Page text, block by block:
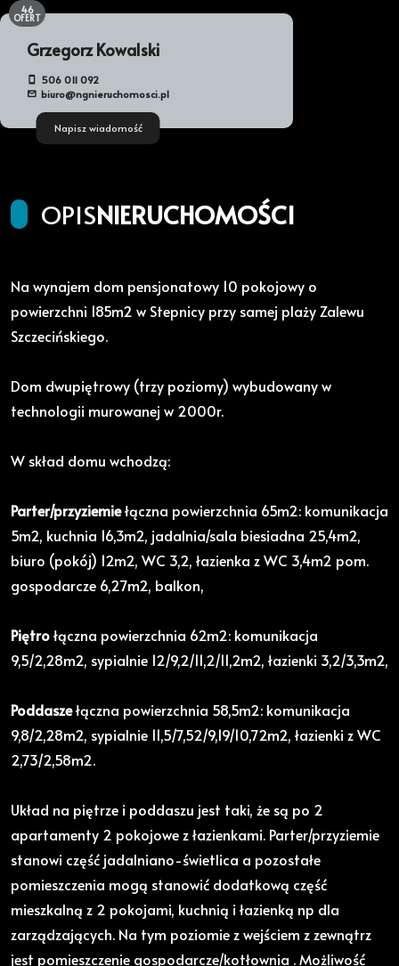
Grzegorz Kowalski
506 011 092
biuro@ngnieruchomosci.pl
Napisz wiadomość
46
OFERT
OPISNIERUCHOMOŚCI
Na wynajem dom pensjonatowy 10 pokojowy o
powierzchni 185m2 w Stepnicy przy samej plaży Zalewu
Szczecińskiego.
Dom dwupiętrowy (trzy poziomy) wybudowany w
technologii murowanej w 2000r.
W skład domu wchodzą:
Parter/przyziemiełączna powierzchnia 65m2: komunikacja
5m2, kuchnia 16,3m2, jadalnia/sala biesiadna 25,4m2,
biuro (pokój) 12m2, WC 3,2, łazienka z WC 3,4m2 pom.
gospodarcze 6,27m2, balkon,
Piętrołączna powierzchnia 62m2: komunikacja
9,5/2,28m2, sypialnie 12/9,2/11,2/11,2m2, łazienki 3,2/3,3m2,
Poddaszełączna powierzchnia 58,5m2: komunikacja
9,8/2,28m2, sypialnie 11,5/7,52/9,19/10,72m2, łazienki z WC
2,73/2,58m2.
Układ na piętrze i poddaszu jest taki, że są po 2
apartamenty 2 pokojowe z łazienkami. Parter/przyziemie
stanowi część jadalniano-świetlica a pozostałe
pomieszczenia mogą stanowić dodatkową część
mieszkalną z 2 pokojami, kuchnią i łazienką np dla
zarządzających. Na tym poziomie z wejściem z zewnątrz
jest pomieszczenie gospodarcze/kotłownia . Możliwość